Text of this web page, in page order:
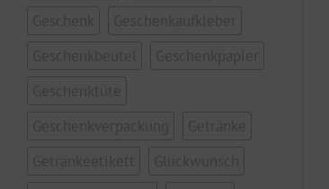
Geschenk
Geschenkaufkleber
Geschenkbeutel
Geschenkpapier
Geschenktüte
Geschenkverpackung
Getränke
Getränkeetikett
Glückwunsch